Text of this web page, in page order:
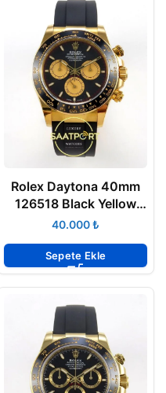
Rolex Daytona 40mm
126518 Black Yellow
Gold Oysterflex ERF
₺
Sepete Ekle